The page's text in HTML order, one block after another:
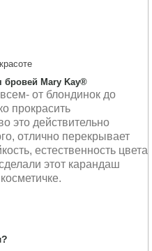
бровей Mary Kay®
от блондинок до
прокрасить
это действительно
отлично перекрывает
естественность цвета
этот карандаш